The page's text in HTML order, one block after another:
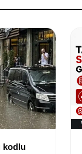
kodlu